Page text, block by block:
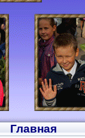
Главная